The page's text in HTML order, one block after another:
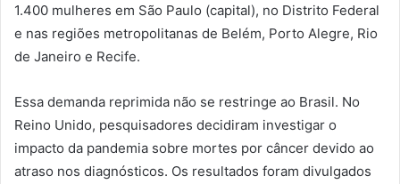
1.400 mulheres em São Paulo (capital), no Distrito Federal
e nas regiões metropolitanas de Belém, Porto Alegre, Rio
de Janeiro e Recife.
Essa demanda reprimida não se restringe ao Brasil. No
Reino Unido, pesquisadores decidiram investigar o
impacto da pandemia sobre mortes por câncer devido ao
atraso nos diagnósticos. Os resultados foram divulgados